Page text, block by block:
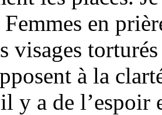
en
visages
à la
y a de l’espoir